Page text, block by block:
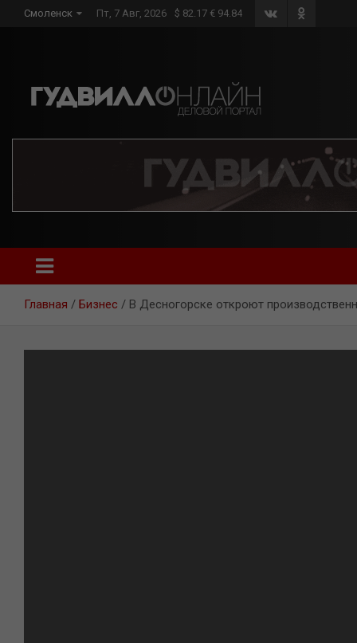
Смоленск Пт, 7 Авг, 2026 $ 82.17 € 94.84
Главная Бизнес В Десногорске откроют